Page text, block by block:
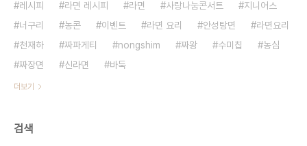
레시피 라면 레시피 라면 사랑나눔콘서트
지니어스
너구리
농콘 이벤트 라면 요리 안성탕면
라면요리
천재하
짜파게티 nongshim 짜왕 수미칩
농심
짜장면
신라면 바둑
더보기
검색